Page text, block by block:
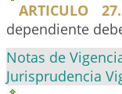
ARTICULO
dependiente
Notas de
Jurisprudencia